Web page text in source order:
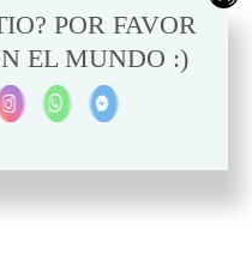
POR FAVOR
EL MUNDO :)